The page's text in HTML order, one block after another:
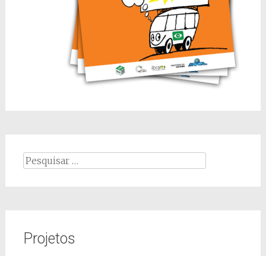
Pesquisar
por:
Projetos